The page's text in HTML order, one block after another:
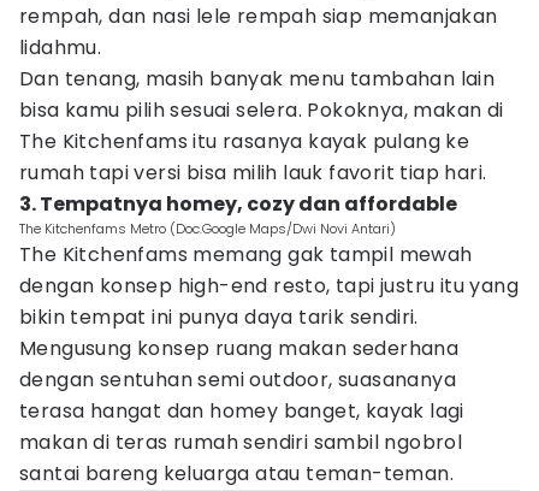
rempah, dan nasi lele rempah siap memanjakan
lidahmu.
Dan tenang, masih banyak menu tambahan lain
bisa kamu pilih sesuai selera. Pokoknya, makan di
The Kitchenfams itu rasanya kayak pulang ke
rumah tapi versi bisa milih lauk favorit tiap hari.
3. Tempatnya homey, cozy dan affordable
The Kitchenfams Metro (Doc.Google Maps/Dwi Novi Antari)
The Kitchenfams memang gak tampil mewah
dengan konsep high-end resto, tapi justru itu yang
bikin tempat ini punya daya tarik sendiri.
Mengusung konsep ruang makan sederhana
dengan sentuhan semi outdoor, suasananya
terasa hangat dan homey banget, kayak lagi
makan di teras rumah sendiri sambil ngobrol
santai bareng keluarga atau teman-teman.